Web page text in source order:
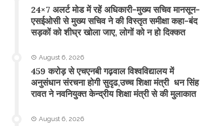
24×7 अलर्ट मोड में रहें अधिकारी-मुख्य सचिव मानसून-
एसईओसी से मुख्य सचिव ने की विस्तृत समीक्षा कहा-बंद
सड़कों को शीघ्र खोला जाए, लोगों को न हो दिक्कत
August 6, 2026
459 करोड़ से एचएनबी गढ़वाल विश्वविद्यालय में
अनुसंधान संरचना होगी सुदृढ,उच्च शिक्षा मंत्री धन सिंह
रावत ने नवनियुक्त केन्द्रीय शिक्षा मंत्री से की मुलाकात
August 6, 2026